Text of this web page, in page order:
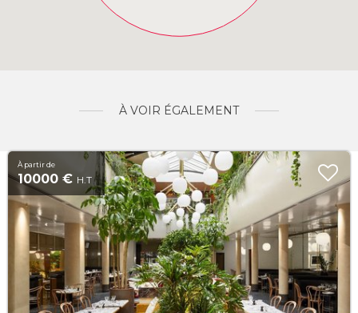
À VOIR ÉGALEMENT
À partir de
10000 € H.T